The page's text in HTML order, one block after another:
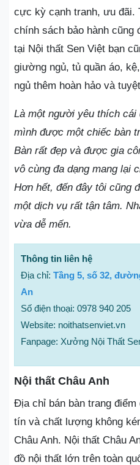
cực kỳ cạnh tranh, ưu đãi.
chính sách bảo hành cũng
tại Nội thất Sen Việt bạn
giường ngủ, tủ quần áo,
ngủ thêm hoàn hảo và
Là một người yêu thích cái
mình được một chiếc bàn
Bàn rất đẹp và được gia
vô cùng đa dạng mang lại
Hơn hết, đến đây tôi cũng
một dịch vụ rất tận tâm.
vừa dễ mến.
Thông tin liên hệ
Địa chỉ: Tầng 5, số 32,
An
Số điện thoại: 0978 940 205
Website: noithatsenviet.vn
Fanpage: Xưởng Nội Thất
Nội thất Châu Anh
Địa chỉ bán bàn trang
tín và chất lượng không
Châu Anh. Nội thất Châu
đồ nội thất lớn trên toàn